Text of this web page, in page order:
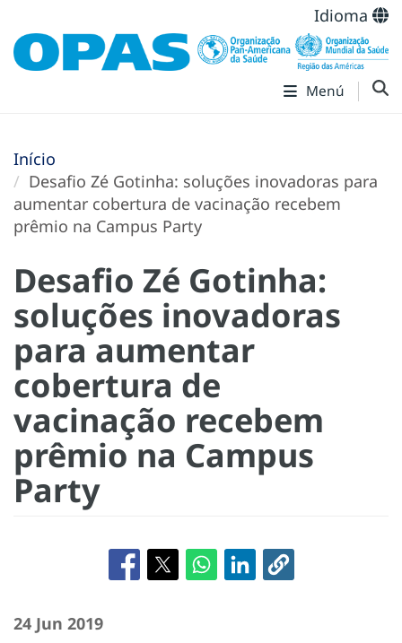
Idioma
Menú
Início
Desafio Zé Gotinha: soluções inovadoras para
aumentar cobertura de vacinação recebem
prêmio na Campus Party
Desafio Zé Gotinha:
soluções inovadoras
para aumentar
cobertura de
vacinação recebem
prêmio na Campus
Party
24 Jun 2019